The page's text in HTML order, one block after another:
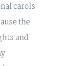
carols
the
and